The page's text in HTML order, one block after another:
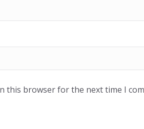
this browser for the next time I